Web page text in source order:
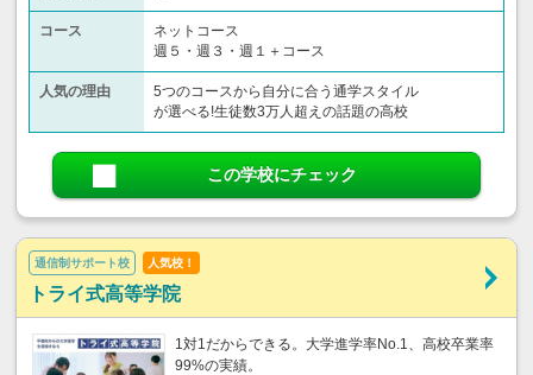
コース
ネットコース
週５・週３・週１＋コース
人気の理由
5つのコースから自分に合う通学スタイル
が選べる!生徒数3万人超えの話題の高校
この学校にチェック
通信制サポート校 人気校！
トライ式高等学院
1対1だからできる。大学進学率No.1、高校卒業率
99%の実績。